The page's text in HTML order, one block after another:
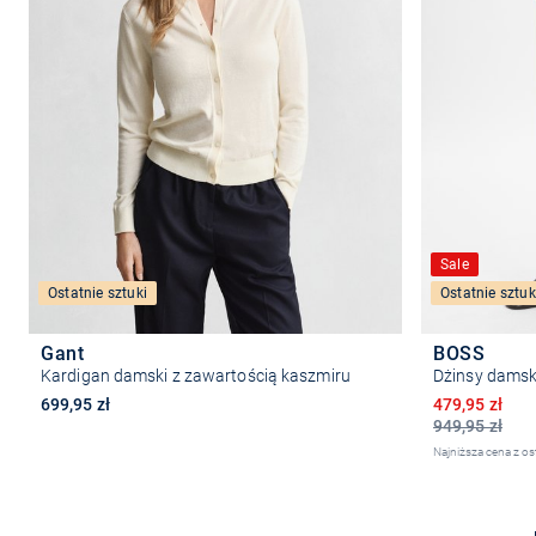
Ostatnie sztuki
Gant
Kardigan damski z zawartością kaszmiru
699,95 zł
Sale
Ostatnie
BOSS
Dżinsy
949,95 zł
Obniżona cena
479,95 zł
Najniższa cena z